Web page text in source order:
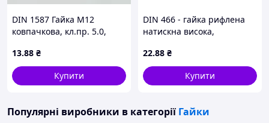
DIN 1587 Гайка М12
ковпачкова, кл.пр. 5.0,
13.88 ₴
Купити
DIN 466 - гайка рифлена
натискна висока,
22.88 ₴
Купити
Популярні виробники в категорії Гайки